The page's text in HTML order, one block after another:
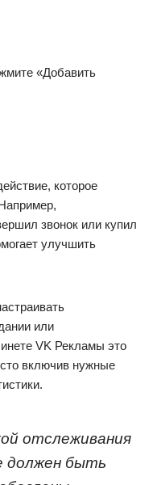
«Добавить
которое
звонок или купил
улучшить
или
VK Рекламы это
включив нужные
отслеживания
должен быть